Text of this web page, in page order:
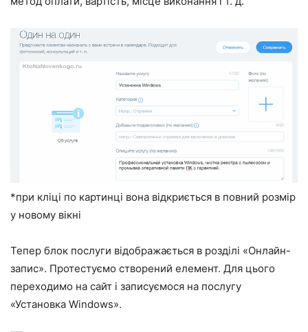
*при кліці по картинці вона відкриється в повний розмір
у новому вікні
Тепер блок послуги відображається в розділі «Онлайн-
запис». Протестуємо створений елемент. Для цього
переходимо на сайт і записуємося на послугу
«Установка Windows».